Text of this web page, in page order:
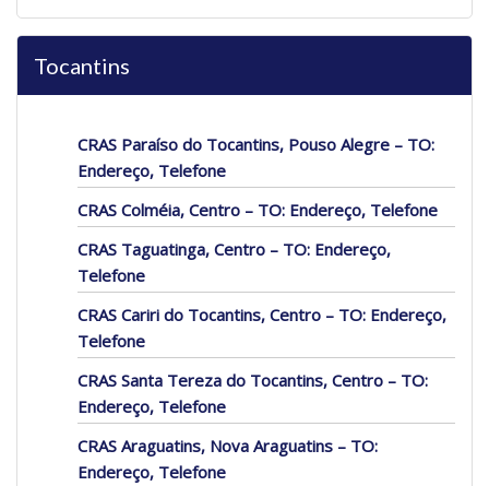
Tocantins
CRAS Paraíso do Tocantins, Pouso Alegre – TO:
Endereço, Telefone
CRAS Colméia, Centro – TO: Endereço, Telefone
CRAS Taguatinga, Centro – TO: Endereço,
Telefone
CRAS Cariri do Tocantins, Centro – TO: Endereço,
Telefone
CRAS Santa Tereza do Tocantins, Centro – TO:
Endereço, Telefone
CRAS Araguatins, Nova Araguatins – TO:
Endereço, Telefone